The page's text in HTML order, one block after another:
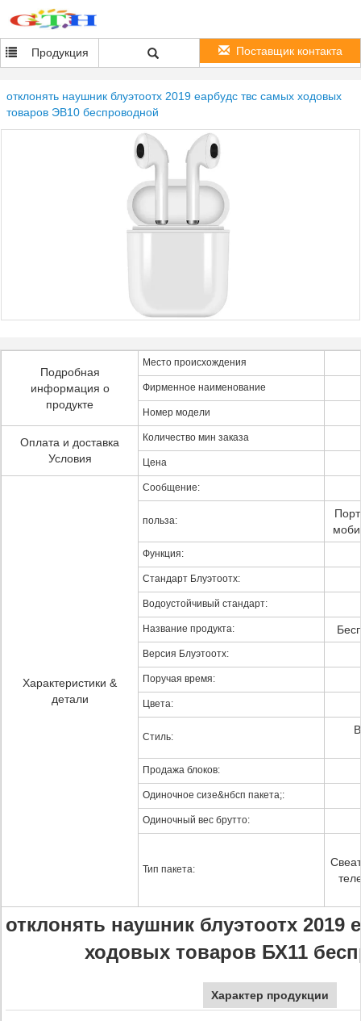
Продукция Поставщик контакта
отклонять наушник блуэтоотх 2019 еарбудс твс самых ходовых
товаров ЭВ10 беспроводной
Подробная
информация о
продукте
Место происхождения
Фирменное наименование
Номер модели
Оплата и доставка
Условия
Количество мин заказа
Цена
Характеристики &
детали
Сообщение:
польза:
Функция:
Стандарт Блуэтоотх:
Водоустойчивый стандарт:
Название продукта:
Версия Блуэтоотх:
Поручая время:
Цвета:
Стиль:
Продажа блоков:
Одиночное сизе&нбсп пакета;:
Одиночный вес брутто:
Тип пакета:
отклонять наушник блуэтоотх 2019
ходовых товаров БХ11
Характер продукции